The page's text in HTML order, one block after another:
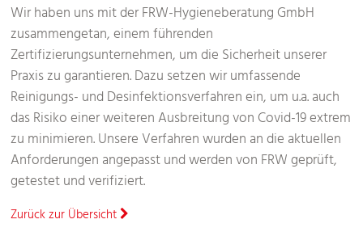
Wir haben uns mit der FRW-Hygieneberatung GmbH
zusammengetan, einem führenden
Zertifizierungsunternehmen, um die Sicherheit unserer
Praxis zu garantieren. Dazu setzen wir umfassende
Reinigungs- und Desinfektionsverfahren ein, um u.a. auch
das Risiko einer weiteren Ausbreitung von Covid-19 extrem
zu minimieren. Unsere Verfahren wurden an die aktuellen
Anforderungen angepasst und werden von FRW geprüft,
getestet und verifiziert.
Zurück zur Übersicht